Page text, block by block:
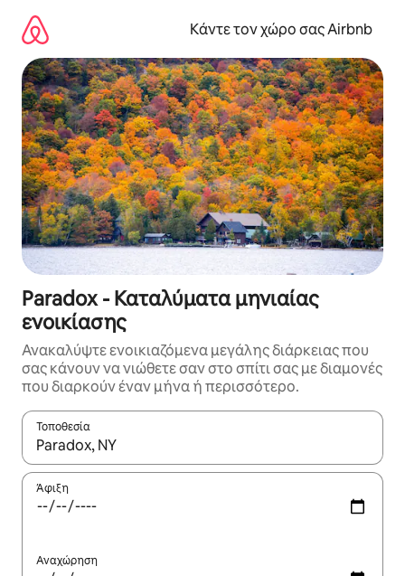
περιεχόμενο
Κάντε τον χώρο σας Airbnb
Paradox - Καταλύματα μηνιαίας
ενοικίασης
Ανακαλύψτε ενοικιαζόμενα μεγάλης διάρκειας που
σας κάνουν να νιώθετε σαν στο σπίτι σας με διαμονές
που διαρκούν έναν μήνα ή περισσότερο.
Τοποθεσία
Όταν τα αποτελέσματα είναι διαθέσιμα, μπορείτε να
Άφιξη
Αναχώρηση